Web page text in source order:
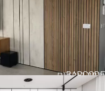
חיפוי קיר דגם
BARCODE